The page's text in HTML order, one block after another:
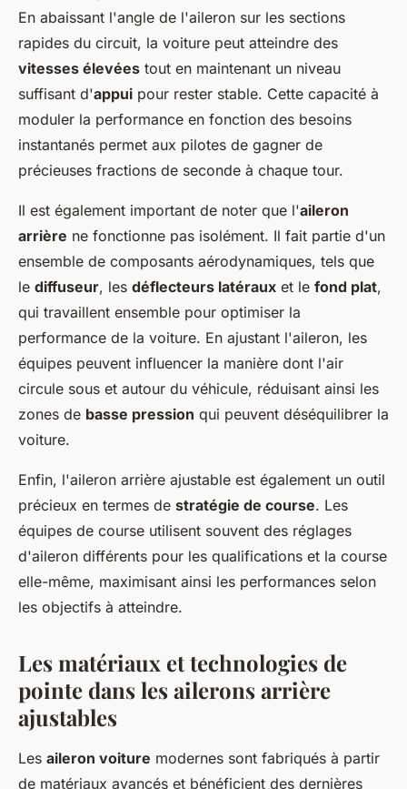
En abaissant l'angle de l'aileron sur les sections
rapides du circuit, la voiture peut atteindre des
vitesses élevées tout en maintenant un niveau
suffisant d'appui pour rester stable. Cette capacité à
moduler la performance en fonction des besoins
instantanés permet aux pilotes de gagner de
précieuses fractions de seconde à chaque tour.
Il est également important de noter que l'aileron
arrière ne fonctionne pas isolément. Il fait partie d'un
ensemble de composants aérodynamiques, tels que
le diffuseur, les déflecteurs latéraux et le fond plat,
qui travaillent ensemble pour optimiser la
performance de la voiture. En ajustant l'aileron, les
équipes peuvent influencer la manière dont l'air
circule sous et autour du véhicule, réduisant ainsi les
zones de basse pression qui peuvent déséquilibrer la
voiture.
Enfin, l'aileron arrière ajustable est également un outil
précieux en termes de stratégie de course. Les
équipes de course utilisent souvent des réglages
d'aileron différents pour les qualifications et la course
elle-même, maximisant ainsi les performances selon
les objectifs à atteindre.
Les matériaux et technologies de
pointe dans les ailerons arrière
ajustables
Les aileron voiture modernes sont fabriqués à partir
de matériaux avancés et bénéficient des dernières